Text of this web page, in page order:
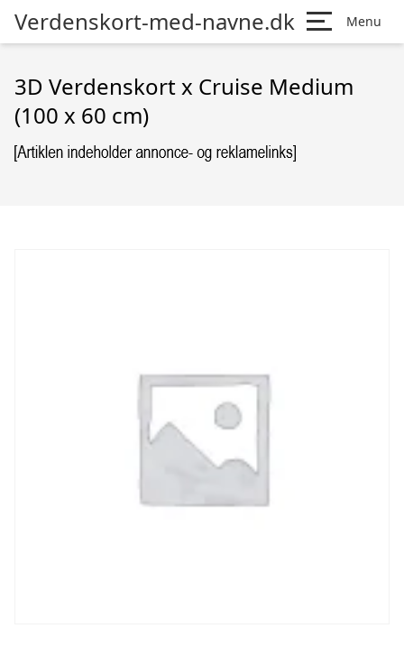
Verdenskort-med-navne.dk Menu
3D Verdenskort x Cruise Medium
(100 x 60 cm)